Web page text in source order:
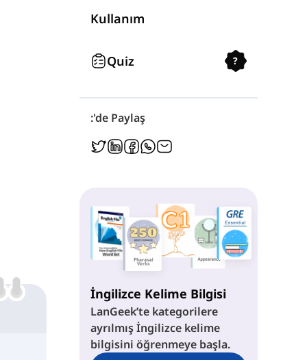
Kullanım
Quiz ?
:'de Paylaş
İngilizce Kelime Bilgisi
LanGeek’te kategorilere
ayrılmış İngilizce kelime
bilgisini öğrenmeye başla.